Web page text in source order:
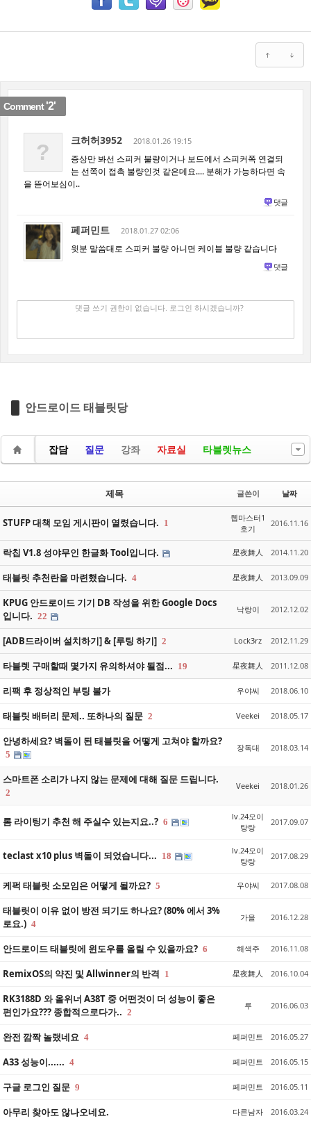
Comment'2'
? 크허허3952 2018.01.26 19:15
증상만 봐선 스피커 불량이거나 보드에서 스피커쪽 연결되
는 선쪽이 접촉 불량인것 같은데요.... 분해가 가능하다면 속
을 뜯어보심이..
댓글
페퍼민트 2018.01.27 02:06
윗분 말씀대로 스피커 불량 아니면 케이블 불량 같습니다
댓글
댓글 쓰기 권한이 없습니다. 로그인 하시겠습니까?
안드로이드 태블릿당
잡담 질문 강좌 자료실 타블렛뉴스
제목 글쓴이 날짜
STUFP 대책 모임 게시판이 열렸습니다. 1
웹마스터1
호기
2016.11.16
락칩 V1.8 성야무인 한글화 Tool입니다. 星夜舞人 2014.11.20
태블릿 추천란을 마련했습니다. 4 星夜舞人 2013.09.09
KPUG 안드로이드 기기 DB 작성을 위한 Google Docs
입니다. 22
낙랑이 2012.12.02
[ADB드라이버 설치하기] & [루팅 하기] 2 Lock3rz 2012.11.29
타블렛 구매할때 몇가지 유의하셔야 될점... 19 星夜舞人 2011.12.08
리팩 후 정상적인 부팅 불가 우야씨 2018.06.10
태블릿 배터리 문제.. 또하나의 질문 2 Veekei 2018.05.17
안녕하세요? 벽돌이 된 태블릿을 어떻게 고쳐야 할까요?
5
장독대 2018.03.14
스마트폰 소리가 나지 않는 문제에 대해 질문 드립니다.
2
Veekei 2018.01.26
롬 라이팅기 추천 해 주실수 있는지요..? 6
lv.24오이
탕탕
2017.09.07
teclast x10 plus 벽돌이 되었습니다... 18
lv.24오이
탕탕
2017.08.29
케퍽 태블릿 소모임은 어떻게 될까요? 5 우야씨 2017.08.08
태블릿이 이유 없이 방전 되기도 하나요? (80% 에서 3%
로요.) 4
가을 2016.12.28
안드로이드 태블릿에 윈도우를 올릴 수 있을까요? 6 해색주 2016.11.08
RemixOS의 약진 및 Allwinner의 반격 1 星夜舞人 2016.10.04
RK3188D 와 올위너 A38T 중 어떤것이 더 성능이 좋은
편인가요??? 종합적으로다가.. 2
루 2016.06.03
완전 깜짝 놀랬네요 4 페퍼민트 2016.05.27
A33 성능이...... 4 페퍼민트 2016.05.15
구글 로그인 질문 9 페퍼민트 2016.05.11
아무리 찾아도 않나오네요. 다른남자 2016.03.24